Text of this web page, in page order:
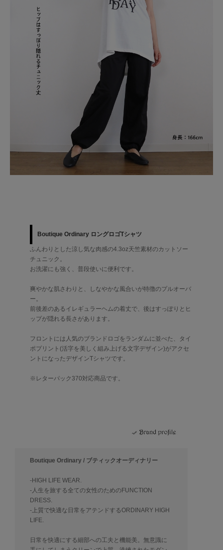
Boutique Ordinary ロングロゴTシャツ
ふんわりとした涼し気な肉感の4.3oz天竺素材のカットソー
チュニック。
お洗濯にも強く、普段使いに便利です。
爽やかな肌さわりと、しなやかな風合いが特徴のプルオーバ
ー。
前後差のあるイレギュラーヘムの着丈で、後はすっぽりとヒ
ップが隠れる長さがあります。
フロントには人気のブランドロゴをランダムに並べた、タイ
ポプリント(活字を美しく組み上げる文字デザイン)がアクセ
ントになったデザインTシャツです。
※レターパック370対応商品です。
Boutique Ordinary / ブティックオーディナリー
-HIGH LIFE WEAR.
-人生を旅する全ての女性のためのFUNCTION
DRESS.
-上質で快適な日常をアテンドするORDINARY HIGH
LIFE.
日常を快適にする細部への工夫と機能美。無意識に